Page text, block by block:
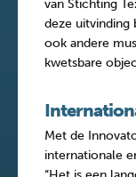
van Stichting
deze uitvinding
ook andere
kwetsbare
Met de
internationale